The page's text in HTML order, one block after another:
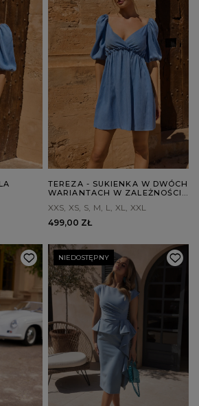
TEREZA - SUKIENKA W DWÓCH
WARIANTACH W ZALEŻNOŚCI
XXS XS S M L XL XXL
499,00 ZŁ
NIEDOSTĘPNY